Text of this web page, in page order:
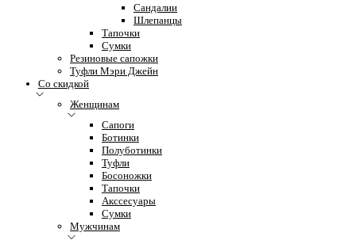
Сандалии
Шлепанцы
Тапочки
Сумки
Резиновые сапожки
Туфли Мэри Джейн
Со скидкой
Женщинам
Сапоги
Ботинки
Полуботинки
Туфли
Босоножки
Тапочки
Акссесуары
Сумки
Мужчинам